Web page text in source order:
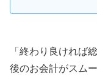
「終わり良ければ
後のお会計がスム